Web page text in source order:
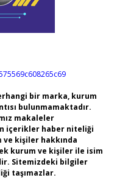
bir marka, kurum
bulunmamaktadır.
makaleler
içerikler haber niteliği
kişiler hakkında
kurum ve kişiler ile isim
Sitemizdeki bilgiler
taşımazlar.